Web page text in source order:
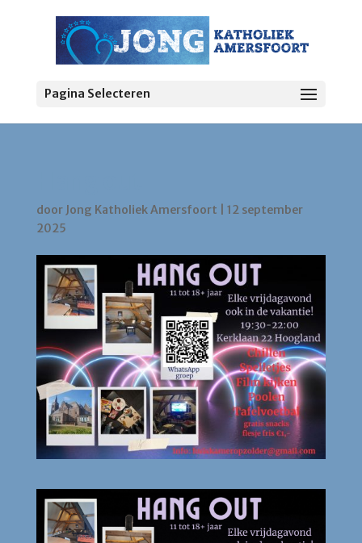
Pagina Selecteren
door Jong Katholiek Amersfoort
12 september
2025